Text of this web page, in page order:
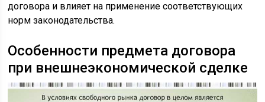
договора и влияет на применение соответствующих
норм законодательства.
Особенности предмета договора
при внешнеэкономической сделке